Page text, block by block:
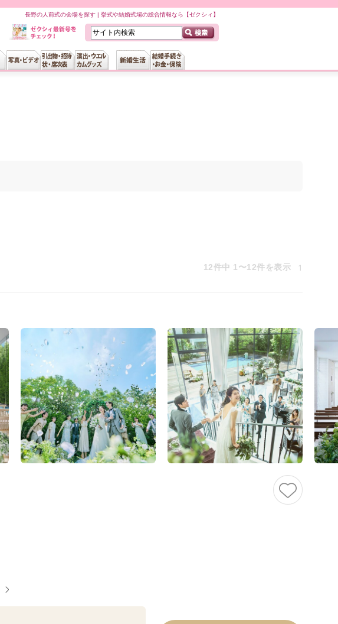
長野の人前式の会場を探す | 挙式や結婚式場の総合情報なら【ゼクシィ】
12件中 1〜12件を表示 1